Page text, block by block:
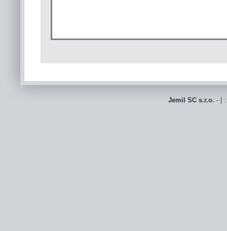
Jemil SC s.r.o. - |